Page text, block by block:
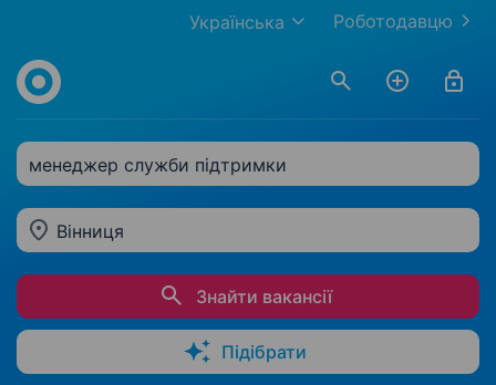
Роботодавцю
Українська
менеджер служби підтримки
Вінниця
Знайти вакансії
Підібрати